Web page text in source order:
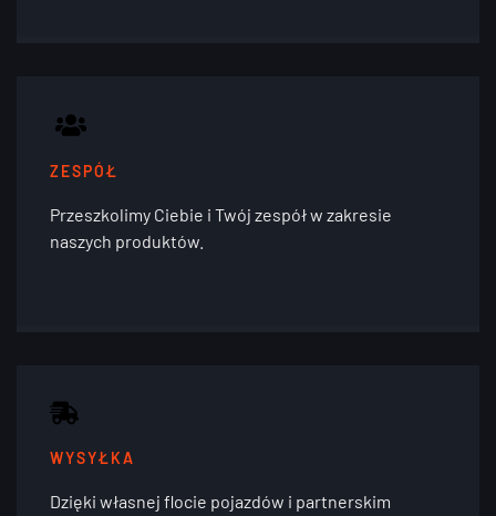
ZESPÓŁ
Przeszkolimy Ciebie i Twój zespół w zakresie
naszych produktów.
WYSYŁKA
Dzięki własnej flocie pojazdów i partnerskim